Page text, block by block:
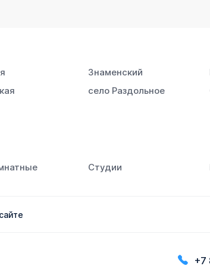
Знаменский
село Раздольное
Студии
+7